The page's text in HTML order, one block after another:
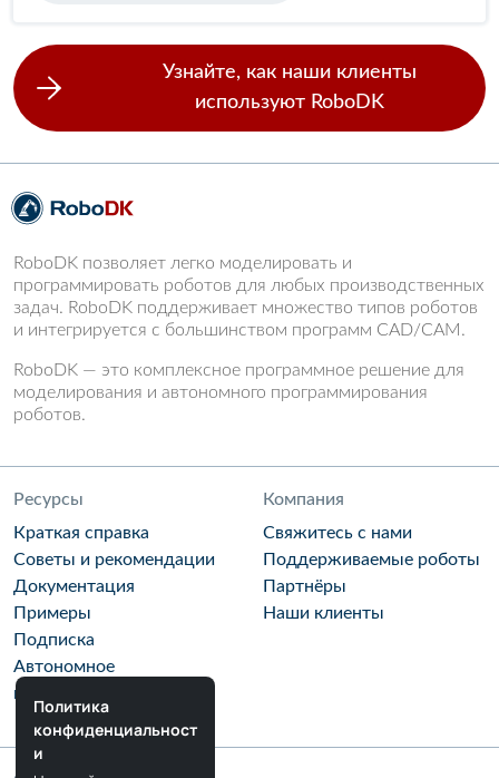
Узнайте, как наши клиенты
используют RoboDK
RoboDK позволяет легко моделировать и
программировать роботов для любых производственных
задач. RoboDK поддерживает множество типов роботов
и интегрируется с большинством программ CAD/CAM.
RoboDK — это комплексное программное решение для
моделирования и автономного программирования
роботов.
Ресурсы
Краткая справка
Советы и рекомендации
Документация
Примеры
Подписка
Автономное
программирование
Компания
Свяжитесь с нами
Поддерживаемые роботы
Партнёры
Наши клиенты
Политика
конфиденциальност
и